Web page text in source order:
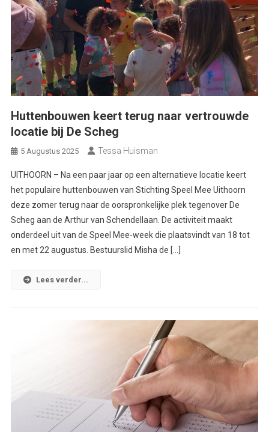
Huttenbouwen keert terug naar vertrouwde
locatie bij De Scheg
5 Augustus 2025 Tessa Huisman
UITHOORN – Na een paar jaar op een alternatieve locatie keert
het populaire huttenbouwen van Stichting Speel Mee Uithoorn
deze zomer terug naar de oorspronkelijke plek tegenover De
Scheg aan de Arthur van Schendellaan. De activiteit maakt
onderdeel uit van de Speel Mee-week die plaatsvindt van 18 tot
en met 22 augustus. Bestuurslid Misha de […]
Lees verder...